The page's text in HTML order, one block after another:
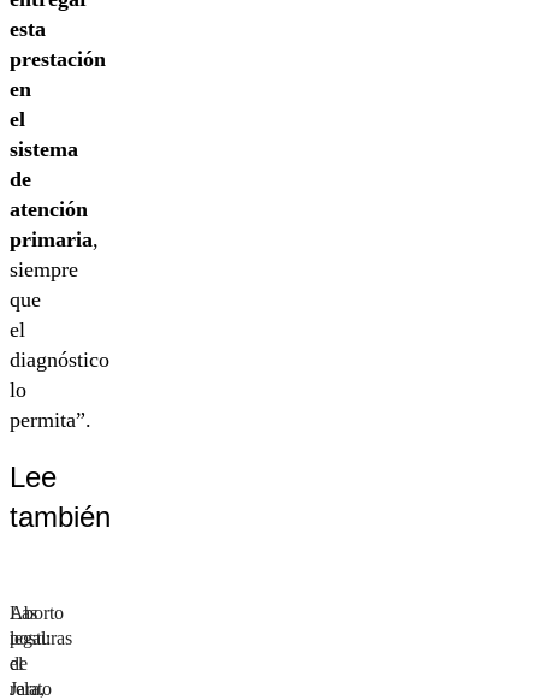
esta
prestación
en
el
sistema
de
atención
primaria,
siempre
que
el
diagnóstico
lo
permita”.
Lee
también
Aborto
legal:
el
relato
Las
posturas
de
Jara,